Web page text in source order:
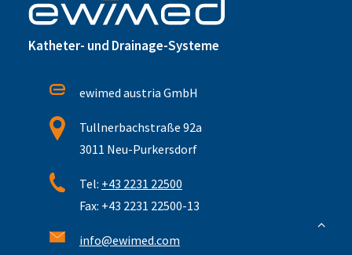
Katheter- und Drainage-Systeme
ewimed austria GmbH
Tullnerbachstraße 92a
3011 Neu-Purkersdorf
Tel: +43 2231 22500
Fax: +43 2231 22500-13
info@ewimed.com